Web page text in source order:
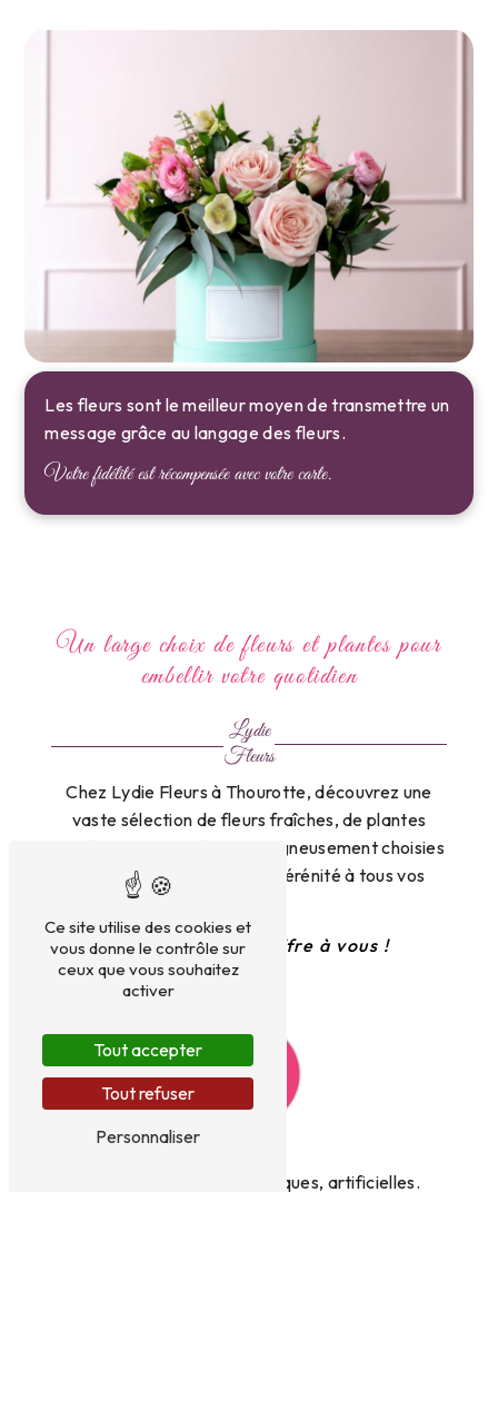
Les fleurs sont le meilleur moyen de transmettre un
message grâce au langage des fleurs.
Votre fidélité est récompensée avec votre carte.
Un large choix de fleurs et plantes pour
embellir votre quotidien
Lydie
Fleurs
Chez Lydie Fleurs à Thourotte, découvrez une
vaste sélection de fleurs fraîches, de plantes
d’intérieur et d’extérieur, soigneusement choisies
pour apporter charme et sérénité à tous vos
Un large choix s'offre à vous !
Fraîches, naturelles, exotiques, artificielles.
Ce site utilise des cookies et
vous donne le contrôle sur
ceux que vous souhaitez
activer
Tout accepter
Tout refuser
Personnaliser